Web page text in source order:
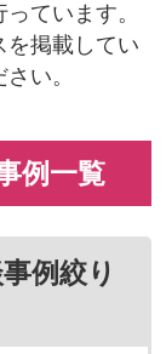
ています。
を掲載してい
い。
例一覧
例絞り